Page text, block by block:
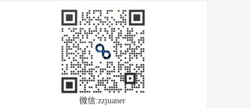
微信:zzjuaner